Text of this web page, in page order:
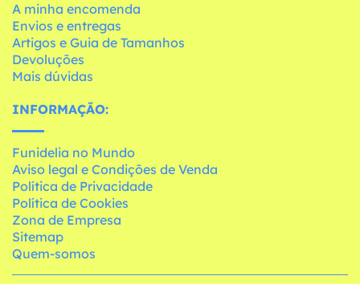
A minha encomenda
Envios e entregas
Artigos e Guia de Tamanhos
Devoluções
Mais dúvidas
INFORMAÇÃO:
Funidelia no Mundo
Aviso legal e Condições de Venda
Política de Privacidade
Política de Cookies
Zona de Empresa
Sitemap
Quem-somos